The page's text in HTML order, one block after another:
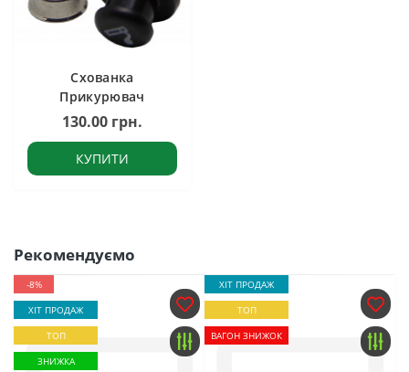
Схованка
Прикурювач
130.00 грн.
КУПИТИ
Рекомендуємо
-8%
ХІТ ПРОДАЖ
ТОП
ЗНИЖКА
ХІТ ПРОДАЖ
ТОП
ВАГОН ЗНИЖОК